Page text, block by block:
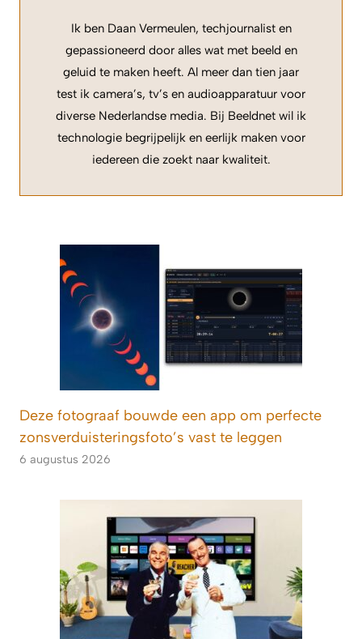
Ik ben Daan Vermeulen, techjournalist en
gepassioneerd door alles wat met beeld en
geluid te maken heeft. Al meer dan tien jaar
test ik camera’s, tv’s en audioapparatuur voor
diverse Nederlandse media. Bij Beeldnet wil ik
technologie begrijpelijk en eerlijk maken voor
iedereen die zoekt naar kwaliteit.
Deze fotograaf bouwde een app om perfecte
zonsverduisteringsfoto’s vast te leggen
6 augustus 2026